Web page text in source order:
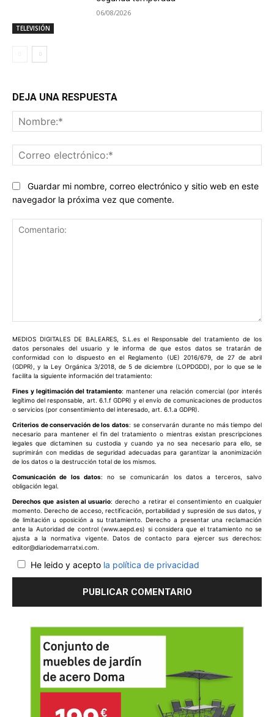
TELEVISIÓN
06/08/2026
DEJA UNA RESPUESTA
Guardar mi nombre, correo electrónico y sitio web en este
navegador la próxima vez que comente.
MEDIOS DIGITALES DE BALEARES, S.L.es el Responsable del tratamiento de los
datos personales del usuario y le informa de que estos datos se tratarán de
conformidad con lo dispuesto en el Reglamento (UE) 2016/679, de 27 de abril
(GDPR), y la Ley Orgánica 3/2018, de 5 de diciembre (LOPDGDD), por lo que se le
facilita la siguiente información del tratamiento:
Fines y legitimación del tratamiento: mantener una relación comercial (por interés
legítimo del responsable, art. 6.1.f GDPR) y el envío de comunicaciones de productos
o servicios (por consentimiento del interesado, art. 6.1.a GDPR).
Criterios de conservación de los datos: se conservarán durante no más tiempo del
necesario para mantener el fin del tratamiento o mientras existan prescripciones
legales que dictaminen su custodia y cuando ya no sea necesario para ello, se
suprimirán con medidas de seguridad adecuadas para garantizar la anonimización
de los datos o la destrucción total de los mismos.
Comunicación de los datos: no se comunicarán los datos a terceros, salvo
obligación legal.
Derechos que asisten al usuario: derecho a retirar el consentimiento en cualquier
momento. Derecho de acceso, rectificación, portabilidad y supresión de sus datos, y
de limitación u oposición a su tratamiento. Derecho a presentar una reclamación
ante la Autoridad de control (www.aepd.es) si considera que el tratamiento no se
ajusta a la normativa vigente. Datos de contacto para ejercer sus derechos:
editor@diariodemarratxi.com.
He leido y acepto la política de privacidad